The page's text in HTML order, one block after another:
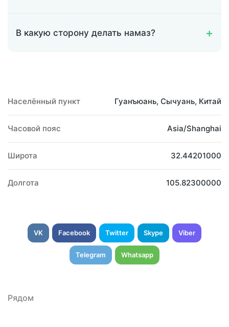
В какую сторону делать намаз?
Населённый пункт Гуанъюань, Сычуань, Китай
Часовой пояс Asia/Shanghai
Широта 32.44201000
Долгота 105.82300000
VK Facebook Twitter Skype Viber
Telegram Whatsapp
Рядом